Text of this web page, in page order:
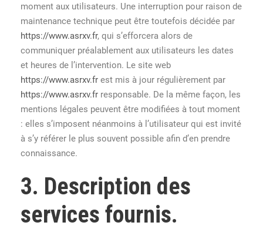
moment aux utilisateurs. Une interruption pour raison de
maintenance technique peut être toutefois décidée par
https://www.asrxv.fr, qui s’efforcera alors de
communiquer préalablement aux utilisateurs les dates
et heures de l’intervention. Le site web
https://www.asrxv.fr est mis à jour régulièrement par
https://www.asrxv.fr responsable. De la même façon, les
mentions légales peuvent être modifiées à tout moment
: elles s’imposent néanmoins à l’utilisateur qui est invité
à s’y référer le plus souvent possible afin d’en prendre
connaissance.
3. Description des
services fournis.